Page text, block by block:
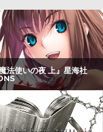
藤は口封じに被害
いいね
に判明かｗｗｗｗ：
面で高須幹弥にブ
ｗｗｗｗｗｗｗｗ